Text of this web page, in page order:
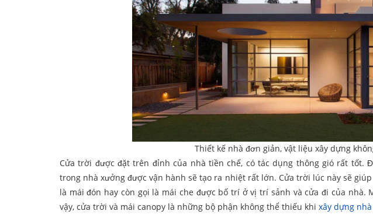
Thiết kế nhà đơn giản, vật liệu xây dựng
Cửa trời được đặt trên đỉnh của nhà tiền chế, có tác dụng thông gió rất tốt.
trong nhà xưởng được vận hành sẽ tạo ra nhiệt rất lớn. Cửa trời lúc này sẽ
là mái đón hay còn gọi là mái che được bố trí ở vị trí sảnh và cửa đi của nhà.
vậy, cửa trời và mái canopy là những bộ phận không thể thiếu khi xây dựng